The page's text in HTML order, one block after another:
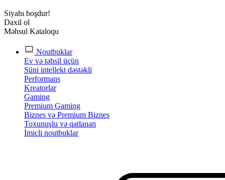
Siyahı boşdur!
Daxil ol
Məhsul Kataloqu
Noutbuklar
Ev və təhsil üçün
Süni intellekt dəstəkli
Performans
Kreatorlar
Gaming
Premium Gaming
Biznes və Premium Biznes
Toxunuşlu və qatlanan
İmicli noutbuklar